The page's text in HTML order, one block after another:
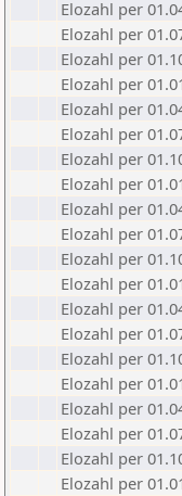
Elozahl per
Elozahl per
Elozahl per
Elozahl per
Elozahl per
Elozahl per
Elozahl per
Elozahl per
Elozahl per
Elozahl per
Elozahl per
Elozahl per
Elozahl per
Elozahl per
Elozahl per
Elozahl per
Elozahl per
Elozahl per
Elozahl per
Elozahl per